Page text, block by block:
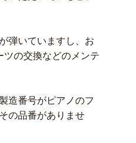
弾いていますし、お
ツの交換などのメンテ
造番号がピアノのフ
の品番がありませ